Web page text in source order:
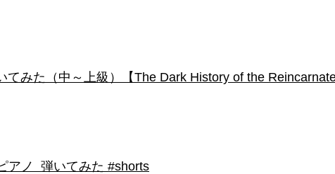
みた（中～上級）【The Dark History of the
アノ 弾いてみた #shorts